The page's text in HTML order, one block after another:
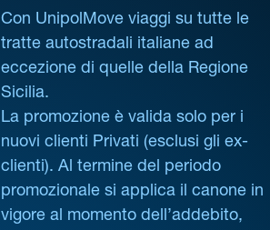
Con UnipolMove viaggi su tutte le
tratte autostradali italiane ad
eccezione di quelle della Regione
Sicilia.
La promozione è valida solo per i
nuovi clienti Privati (esclusi gli ex-
clienti). Al termine del periodo
promozionale si applica il canone in
vigore al momento dell’addebito,